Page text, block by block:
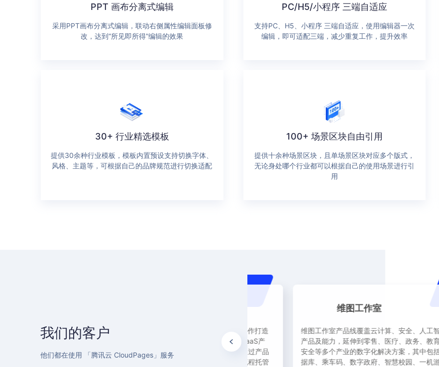
PPT 画布分离式编辑
采用PPT画布分离式编辑，联动右侧属性编辑面板修
改，达到“所见即所得”编辑的效果
PC/H5/小程序 三端自适应
支持PC、H5、小程序 三端自适应，使用编辑器一次
编辑，即可适配三端，减少重复工作，提升效率
30+ 行业精选模板
提供30余种行业模板，模板内置预设支持切换字体、
风格、主题等，可根据自己的品牌规范进行切换适配
100+ 场景区块自由引用
提供十余种场景区块，且单场景区块对应多个版式，
无论身处哪个行业都可以根据自己的使用场景进行引
用
我们的客户
他们都在使用 「腾讯云 CloudPages」服务
腾讯云建站CloudPages 是腾讯云首个跨团队协作打造
的首个跨团队协作打造的一站式自研模板建站SaaS产
品，基于腾讯云在云计算行业领先的基础上，通过产品
底层技术融合构建的企业级模板建站服务，全流程托管
维图工作室
维图工作室产品线覆盖云计算、安全、人工智能等基础
产品及能力，延伸到零售、医疗、政务、教育、出行、
安全等多个产业的数字化解决方案，其中包括会议、数
据库、乘车码、数字政府、智慧校园、一机游等市场一